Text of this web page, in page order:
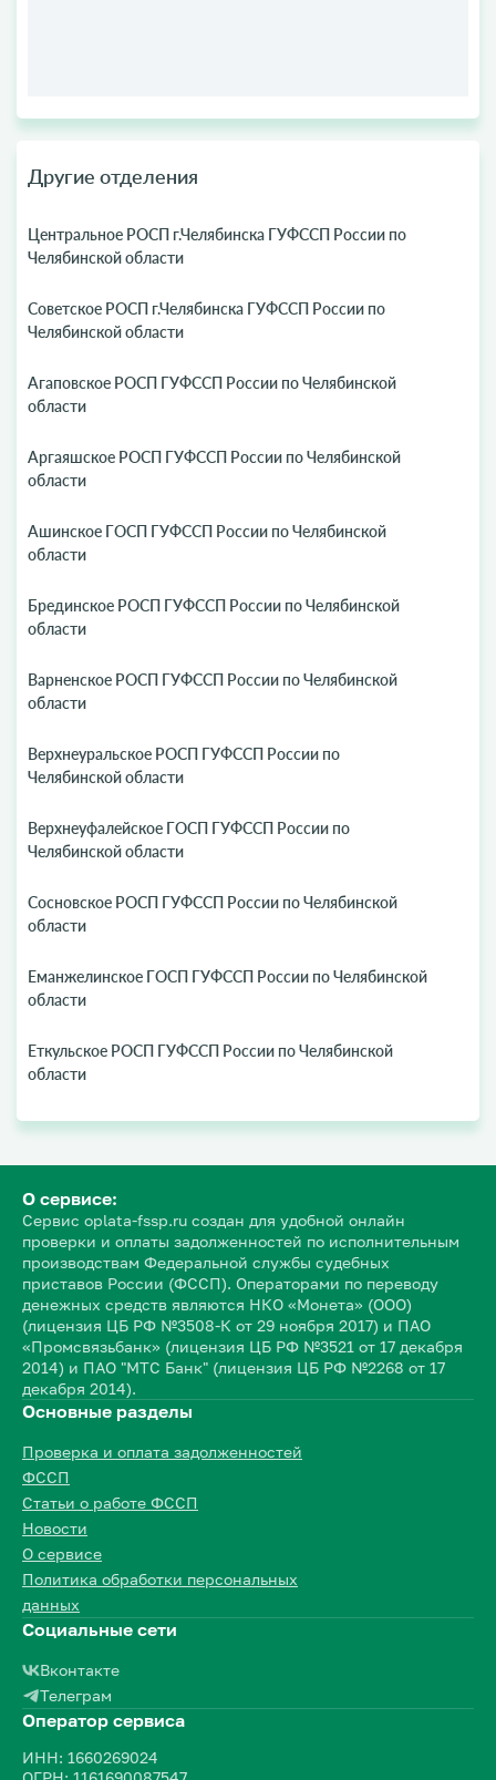
Другие отделения
Центральное РОСП г.Челябинска ГУФССП России по
Челябинской области
Советское РОСП г.Челябинска ГУФССП России по
Челябинской области
Агаповское РОСП ГУФССП России по Челябинской
области
Аргаяшское РОСП ГУФССП России по Челябинской
области
Ашинское ГОСП ГУФССП России по Челябинской
области
Брединское РОСП ГУФССП России по Челябинской
области
Варненское РОСП ГУФССП России по Челябинской
области
Верхнеуральское РОСП ГУФССП России по
Челябинской области
Верхнеуфалейское ГОСП ГУФССП России по
Челябинской области
Сосновское РОСП ГУФССП России по Челябинской
области
Еманжелинское ГОСП ГУФССП России по Челябинской
области
Еткульское РОСП ГУФССП России по Челябинской
области
О сервисе:
Сервис oplata-fssp.ru создан для удобной онлайн
проверки и оплаты задолженностей по исполнительным
производствам Федеральной службы судебных
приставов России (ФССП). Операторами по переводу
денежных средств являются НКО «Монета» (ООО)
(лицензия ЦБ РФ №3508-К от 29 ноября 2017) и ПАО
«Промсвязьбанк» (лицензия ЦБ РФ №3521 от 17 декабря
2014) и ПАО "МТС Банк" (лицензия ЦБ РФ №2268 от 17
декабря 2014).
Основные разделы
Проверка и оплата задолженностей
ФССП
Статьи о работе ФССП
Новости
О сервисе
Политика обработки персональных
данных
Социальные сети
Вконтакте
Телеграм
Оператор сервиса
ИНН: 1660269024